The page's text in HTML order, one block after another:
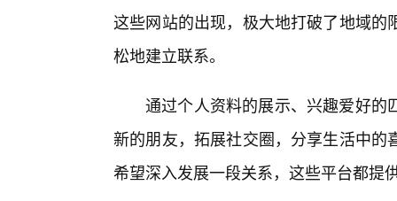
这些网站的出现，极大地打破了地域
松地建立联系。
通过个人资料的展示、兴趣爱好的
新的朋友，拓展社交圈，分享生活中
希望深入发展一段关系，这些平台都提